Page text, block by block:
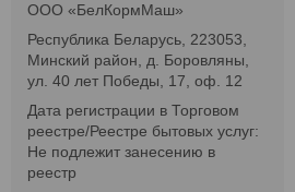
ООО «БелКормМаш»
Республика Беларусь, 223053,
Минский район, д. Боровляны,
ул. 40 лет Победы, 17, оф. 12
Дата регистрации в Торговом
реестре/Реестре бытовых услуг:
Не подлежит занесению в
реестр